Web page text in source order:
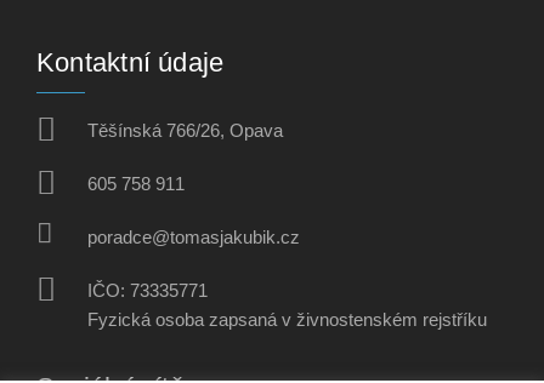
Kontaktní údaje
Těšínská 766/26, Opava
605 758 911
poradce@tomasjakubik.cz
IČO: 73335771
Fyzická osoba zapsaná v živnostenském rejstříku